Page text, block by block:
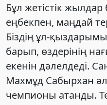
Бұл жетістік
еңбекпен, маңдай
Біздің ұл-
барып, өздерінің
екенін дәлелдеді.
Махмұд Сабырхан
чемпионы атанды.